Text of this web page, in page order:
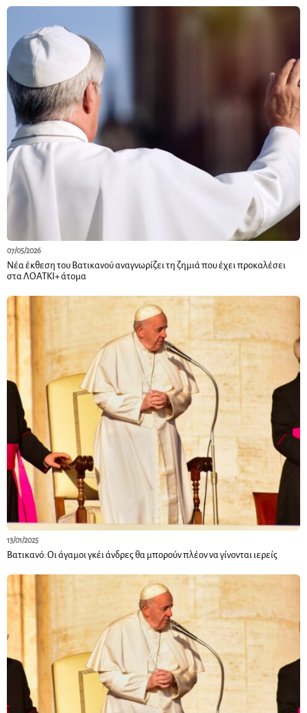
07/05/2026
Νέα έκθεση του Βατικανού αναγνωρίζει τη ζημιά που έχει προκαλέσει
στα ΛΟΑΤΚΙ+ άτομα
13/01/2025
Βατικανό: Οι άγαμοι γκέι άνδρες θα μπορούν πλέον να γίνονται ιερείς